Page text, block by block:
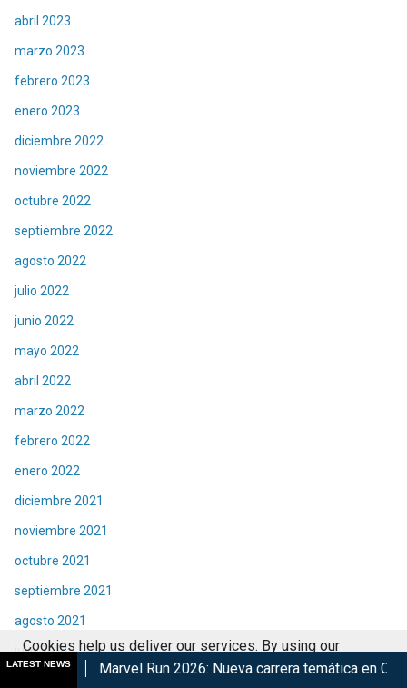
abril 2023
marzo 2023
febrero 2023
enero 2023
diciembre 2022
noviembre 2022
octubre 2022
septiembre 2022
agosto 2022
julio 2022
junio 2022
mayo 2022
abril 2022
marzo 2022
febrero 2022
enero 2022
diciembre 2021
noviembre 2021
octubre 2021
septiembre 2021
agosto 2021
julio 2021
LATEST NEWS
Run 2026: Nueva carrera temática en CDMX Retorna
Cookies help us deliver our services. By using our
services, you agree to our use of cookies.
Got it